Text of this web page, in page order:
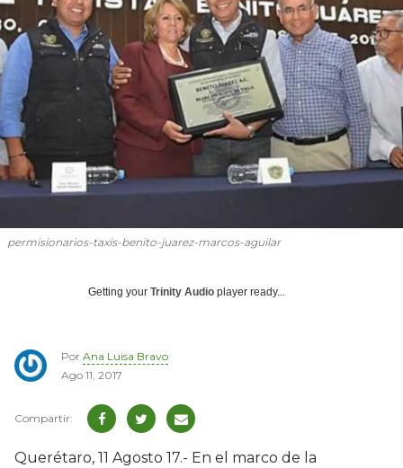
permisionarios-taxis-benito-juarez-marcos-aguilar
Getting your Trinity Audio player ready...
Por Ana Luisa Bravo
Ago 11, 2017
Querétaro, 11 Agosto 17.- En el marco de la